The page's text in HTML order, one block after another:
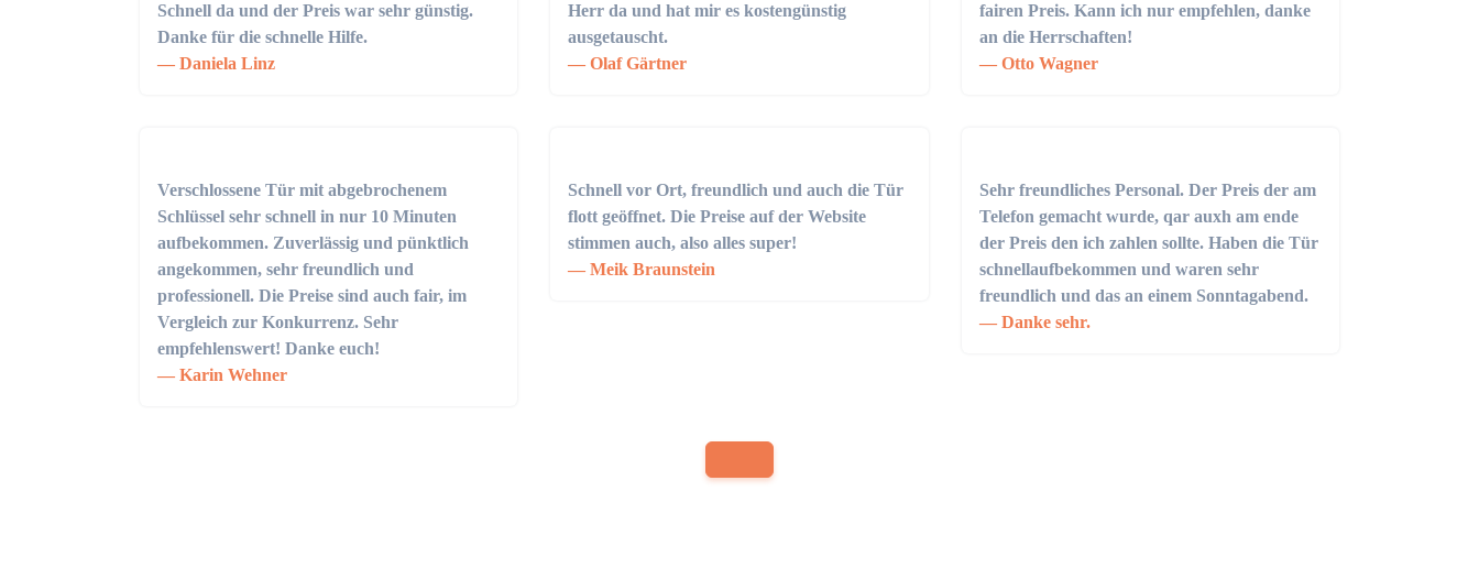
Schnell da und der Preis war sehr günstig.
Danke für die schnelle Hilfe.
Daniela Linz
Herr da und hat mir es kostengünstig
ausgetauscht.
Olaf Gärtner
fairen Preis. Kann ich nur empfehlen, danke
an die Herrschaften!
Otto Wagner
Verschlossene Tür mit abgebrochenem
Schlüssel sehr schnell in nur 10 Minuten
aufbekommen. Zuverlässig und pünktlich
angekommen, sehr freundlich und
professionell. Die Preise sind auch fair, im
Vergleich zur Konkurrenz. Sehr
empfehlenswert! Danke euch!
Karin Wehner
Schnell vor Ort, freundlich und auch die Tür
flott geöffnet. Die Preise auf der Website
stimmen auch, also alles super!
Meik Braunstein
Sehr freundliches Personal. Der Preis der am
Telefon gemacht wurde, qar auxh am ende
der Preis den ich zahlen sollte. Haben die Tür
schnellaufbekommen und waren sehr
freundlich und das an einem Sonntagabend.
Danke sehr.